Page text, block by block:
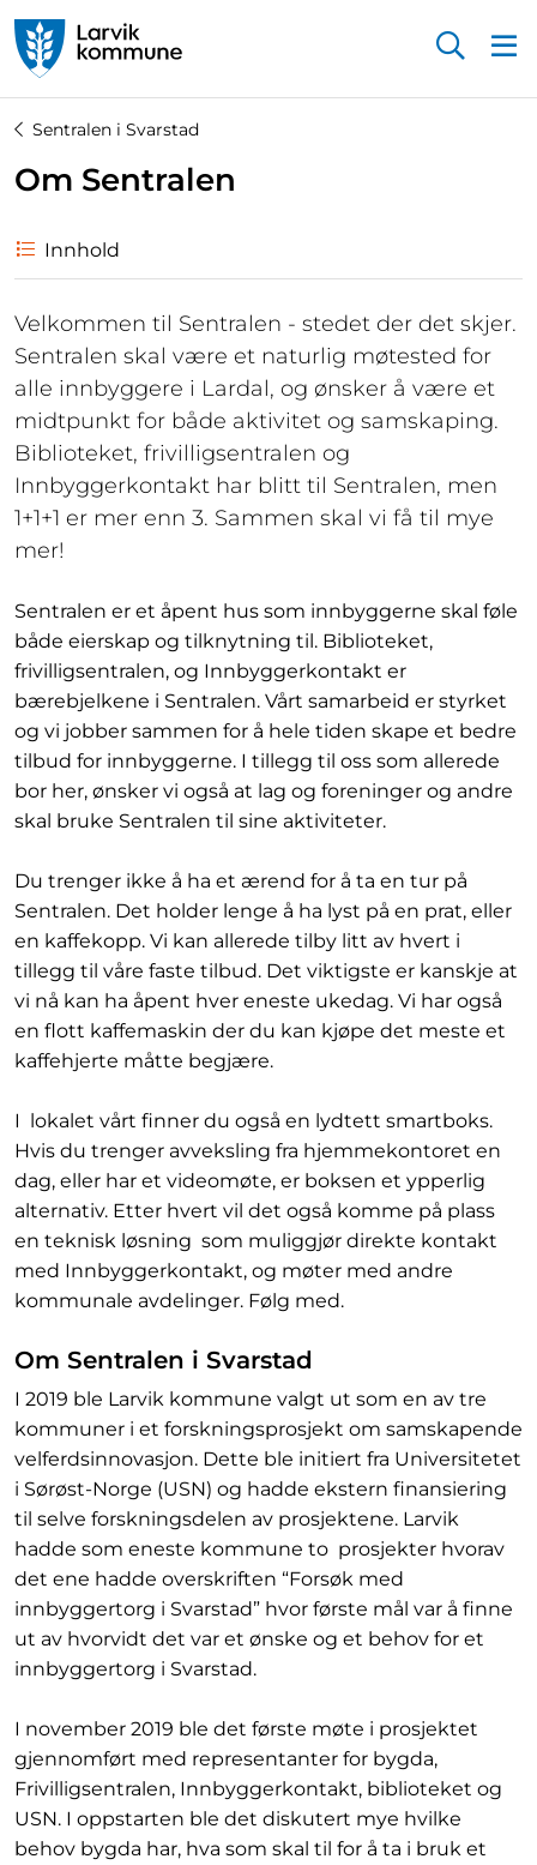
Sentralen i Svarstad
Om Sentralen
Innhold
Velkommen til Sentralen - stedet der det skjer.
Sentralen skal være et naturlig møtested for
alle innbyggere i Lardal, og ønsker å være et
midtpunkt for både aktivitet og samskaping.
Biblioteket, frivilligsentralen og
Innbyggerkontakt har blitt til Sentralen, men
1+1+1 er mer enn 3. Sammen skal vi få til mye
mer!
Sentralen er et åpent hus som innbyggerne skal føle
både eierskap og tilknytning til. Biblioteket,
frivilligsentralen, og Innbyggerkontakt er
bærebjelkene i Sentralen. Vårt samarbeid er styrket
og vi jobber sammen for å hele tiden skape et bedre
tilbud for innbyggerne. I tillegg til oss som allerede
bor her, ønsker vi også at lag og foreninger og andre
skal bruke Sentralen til sine aktiviteter.
Du trenger ikke å ha et ærend for å ta en tur på
Sentralen. Det holder lenge å ha lyst på en prat, eller
en kaffekopp. Vi kan allerede tilby litt av hvert i
tillegg til våre faste tilbud. Det viktigste er kanskje at
vi nå kan ha åpent hver eneste ukedag. Vi har også
en flott kaffemaskin der du kan kjøpe det meste et
kaffehjerte måtte begjære.
I lokalet vårt finner du også en lydtett smartboks.
Hvis du trenger avveksling fra hjemmekontoret en
dag, eller har et videomøte, er boksen et ypperlig
alternativ. Etter hvert vil det også komme på plass
en teknisk løsning som muliggjør direkte kontakt
med Innbyggerkontakt, og møter med andre
kommunale avdelinger. Følg med.
Om Sentralen i Svarstad
I 2019 ble Larvik kommune valgt ut som en av tre
kommuner i et forskningsprosjekt om samskapende
velferdsinnovasjon. Dette ble initiert fra Universitetet
i Sørøst-Norge (USN) og hadde ekstern finansiering
til selve forskningsdelen av prosjektene. Larvik
hadde som eneste kommune to prosjekter hvorav
det ene hadde overskriften “Forsøk med
innbyggertorg i Svarstad” hvor første mål var å finne
ut av hvorvidt det var et ønske og et behov for et
innbyggertorg i Svarstad.
I november 2019 ble det første møte i prosjektet
gjennomført med representanter for bygda,
Frivilligsentralen, Innbyggerkontakt, biblioteket og
USN. I oppstarten ble det diskutert mye hvilke
behov bygda har, hva som skal til for å ta i bruk et